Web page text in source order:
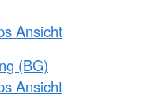
Ansicht
(BG)
Ansicht